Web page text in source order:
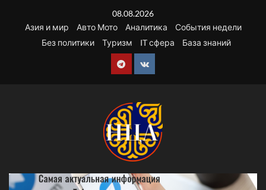
содержимому
08.08.2026
Азия и мир
Авто Мото Аналитика
События недели
Без политики
Туризм IT сфера База знаний
Telegram
VK